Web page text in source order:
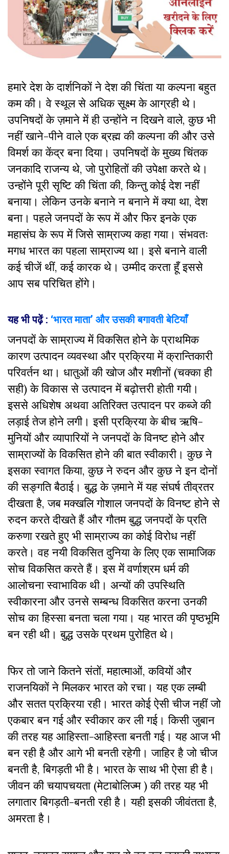
हमारे देश के दार्शनिकों ने देश की चिंता या कल्पना बहुत
कम की। वे स्थूल से अधिक सूक्ष्म के आग्रही थे।
उपनिषदों के ज़माने में ही उन्होंने न दिखने वाले, कुछ भी
नहीं खाने-पीने वाले एक ब्रह्म की कल्पना की और उसे
विमर्श का केंद्र बना दिया। उपनिषदों के मुख्य चिंतक
जनकादि राजन्य थे, जो पुरोहितों की उपेक्षा करते थे।
उन्होंने पूरी सृष्टि की चिंता की, किन्तु कोई देश नहीं
बनाया। लेकिन उनके बनाने न बनाने में क्या था, देश
बना। पहले जनपदों के रूप में और फिर इनके एक
महासंघ के रूप में जिसे साम्राज्य कहा गया। संभवतः
मगध भारत का पहला साम्राज्य था। इसे बनाने वाली
कई चीजें थीं, कई कारक थे। उम्मीद करता हूँ इससे
आप सब परिचित होंगे।
यह भी पढ़ें : ‘भारत माता’ और उसकी बगावती बेटियाँ
जनपदों के साम्राज्य में विकसित होने के प्राथमिक
कारण उत्पादन व्यवस्था और प्रक्रिया में क्रान्तिकारी
परिवर्तन था। धातुओं की खोज और मशीनों (चक्का ही
सही) के विकास से उत्पादन में बढ़ोत्तरी होती गयी।
इससे अधिशेष अथवा अतिरिक्त उत्पादन पर कब्जे की
लड़ाई तेज होने लगी। इसी प्रक्रिया के बीच ऋषि-
मुनियों और व्यापारियों ने जनपदों के विनष्ट होने और
साम्राज्यों के विकसित होने की बात स्वीकारी। कुछ ने
इसका स्वागत किया, कुछ ने रुदन और कुछ ने इन दोनों
की सङ्गति बैठाई। बुद्ध के ज़माने में यह संघर्ष तीव्रतर
दीखता है, जब मक्खलि गोशाल जनपदों के विनष्ट होने से
रुदन करते दीखते हैं और गौतम बुद्ध जनपदों के प्रति
करुणा रखते हुए भी साम्राज्य का कोई विरोध नहीं
करते। वह नयी विकसित दुनिया के लिए एक सामाजिक
सोच विकसित करते हैं। इस में वर्णाश्रम धर्म की
आलोचना स्वाभाविक थी। अन्यों की उपस्थिति
स्वीकारना और उनसे सम्बन्ध विकसित करना उनकी
सोच का हिस्सा बनता चला गया। यह भारत की पृष्ठभूमि
बन रही थी। बुद्ध उसके प्रथम पुरोहित थे।
फिर तो जाने कितने संतों, महात्माओं, कवियों और
राजनयिकों ने मिलकर भारत को रचा। यह एक लम्बी
और सतत प्रक्रिया रही। भारत कोई ऐसी चीज नहीं जो
एकबार बन गई और स्वीकार कर ली गई। किसी जुबान
की तरह यह आहिस्ता-आहिस्ता बनती गई। यह आज भी
बन रही है और आगे भी बनती रहेगी। जाहिर है जो चीज
बनती है, बिगड़ती भी है। भारत के साथ भी ऐसा ही है।
जीवन की चयापचयता (मेटाबोलिज्म ) की तरह यह भी
लगातार बिगड़ती-बनती रही है। यही इसकी जीवंतता है,
अमरता है।